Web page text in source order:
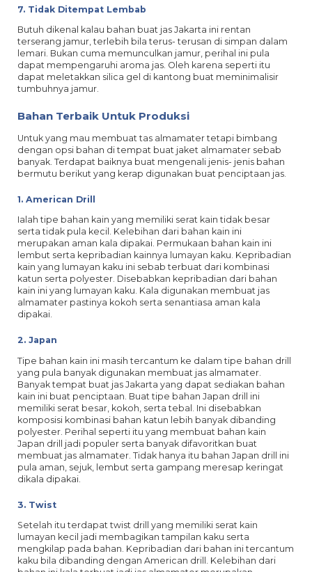
7. Tidak Ditempat Lembab
Butuh dikenal kalau bahan buat jas Jakarta ini rentan
terserang jamur, terlebih bila terus- terusan di simpan dalam
lemari. Bukan cuma memunculkan jamur, perihal ini pula
dapat mempengaruhi aroma jas. Oleh karena seperti itu
dapat meletakkan silica gel di kantong buat meminimalisir
tumbuhnya jamur.
Bahan Terbaik Untuk Produksi
Untuk yang mau membuat tas almamater tetapi bimbang
dengan opsi bahan di tempat buat jaket almamater sebab
banyak. Terdapat baiknya buat mengenali jenis- jenis bahan
bermutu berikut yang kerap digunakan buat penciptaan jas.
1. American Drill
Ialah tipe bahan kain yang memiliki serat kain tidak besar
serta tidak pula kecil. Kelebihan dari bahan kain ini
merupakan aman kala dipakai. Permukaan bahan kain ini
lembut serta kepribadian kainnya lumayan kaku. Kepribadian
kain yang lumayan kaku ini sebab terbuat dari kombinasi
katun serta polyester. Disebabkan kepribadian dari bahan
kain ini yang lumayan kaku. Kala digunakan membuat jas
almamater pastinya kokoh serta senantiasa aman kala
dipakai.
2. Japan
Tipe bahan kain ini masih tercantum ke dalam tipe bahan drill
yang pula banyak digunakan membuat jas almamater.
Banyak tempat buat jas Jakarta yang dapat sediakan bahan
kain ini buat penciptaan. Buat tipe bahan Japan drill ini
memiliki serat besar, kokoh, serta tebal. Ini disebabkan
komposisi kombinasi bahan katun lebih banyak dibanding
polyester. Perihal seperti itu yang membuat bahan kain
Japan drill jadi populer serta banyak difavoritkan buat
membuat jas almamater. Tidak hanya itu bahan Japan drill ini
pula aman, sejuk, lembut serta gampang meresap keringat
dikala dipakai.
3. Twist
Setelah itu terdapat twist drill yang memiliki serat kain
lumayan kecil jadi membagikan tampilan kaku serta
mengkilap pada bahan. Kepribadian dari bahan ini tercantum
kaku bila dibanding dengan American drill. Kelebihan dari